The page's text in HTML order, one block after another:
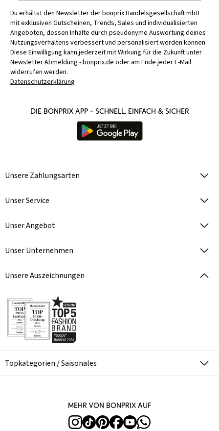
Du erhältst den Newsletter der bonprix Handelsgesellschaft mbH
mit exklusiven Gutscheinen, Trends, Sales und individualisierten
Angeboten, dessen Inhalte durch pseudonyme Auswertung deines
Nutzungsverhaltens verbessert und personalisiert werden können.
Diese Einwilligung kann jederzeit mit Wirkung für die Zukunft unter
Newsletter Abmeldung - bonprix.deoder am Ende jeder E-Mail
widerrufen werden.
Datenschutzerklärung
Die bonprix App – schnell, einfach & sicher
Unsere Zahlungsarten
Unser Service
Unser Angebot
Unser Unternehmen
Unsere Auszeichnungen
Topkategorien / Saisonales
Mehr von bonprix auf